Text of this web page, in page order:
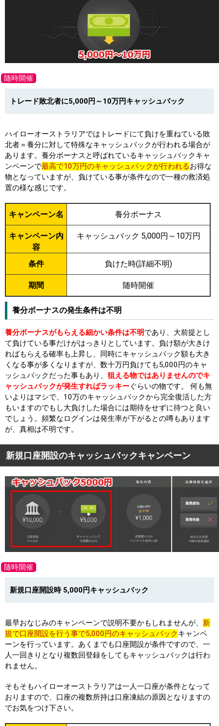
随時開催
トレード敗北者に5,000円～10万円キャッシュバック
ハイローオーストラリアではトレードにて負けを重ねている敗
北者＝養分に対して特殊なキャッシュバックが行われる場合が
あります。養分ボーナスと呼ばれているキャッシュバックキャ
ンペーンで最高で10万円のキャッシュバックが行われるお得な
物となっていますが、負けている事が条件なので一種の救済処
置の様な感じです。
キャンペーン名 養分ボーナス
キャンペーン内
容
キャッシュバック 5,000円～10万円
条件 負けた時(詳細不明)
期間 随時開催
養分ボーナスの発生条件は不明
養分ボーナスがもらえる細かい条件は不明であり、大前提とし
て負けている事だけがはっきりとしています。負け額が大きけ
ればもらえる確率も上昇し、同時にキャッシュバック額も大き
くなる事が多くなりますが、数十万円負けても5,000円のキャ
ッシュバックだった事もあり、 狙える物ではありませんのでキ
ャッシュバックが発生すればラッキーぐらいの物です。 何も無
いよりはマシで、10万のキャッシュバックから完全復活した方
もいますのでもし大負けした場合には期待をせずに待つと良い
でしょう。頻繁なログインは発生率が下がるとの噂もあります
が、真相は不明です。
新規口座開設のキャッシュバックキャンペーン
随時開催
新規口座開設時 5,000円キャッシュバック
最早おなじみのキャンペーンで説明不要かもしれませんが、 新
規で口座開設を行う事で5,000円のキャッシュバックキャンペ
ーンを行っています。あくまでも口座開設が条件ですので、一
人一回きりとなり複数回登録をしてもキャッシュバックは行わ
れません。
そもそもハイローオーストラリアは一人一口座が条件となって
おりますので、口座の複数所持は口座凍結の原因となりますの
でお気をつけ下さい。